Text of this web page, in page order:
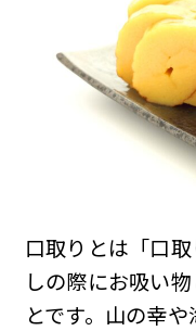
口取りとは「口
しの際にお吸い
とです。山の幸